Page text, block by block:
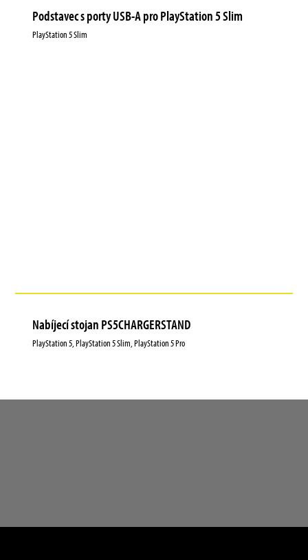
Podstavec s porty USB-A pro PlayStation 5 Slim
PlayStation 5 Slim
Nabíjecí stojan PS5CHARGERSTAND
PlayStation 5, PlayStation 5 Slim, PlayStation 5 Pro